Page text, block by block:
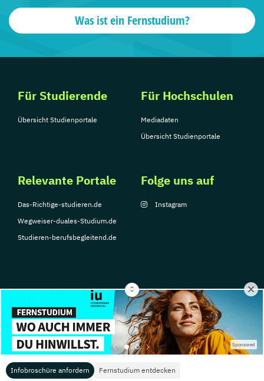
Infobroschüre anfordern Fernstudium entdecken
Sponsored
Was ist ein Fernstudium?
Für Studierende
Übersicht Studienportale
Für Hochschulen
Mediadaten
Übersicht Studienportale
Relevante Portale
Das-Richtige-studieren.de
Wegweiser-duales-Studium.de
Studieren-berufsbegleitend.de
Folge uns auf
Instagram
© Copyright 2026, TarGroup Media GmbH
Impressum
Über
uns
Datenschutzerklärung Nutzungsbedingungen